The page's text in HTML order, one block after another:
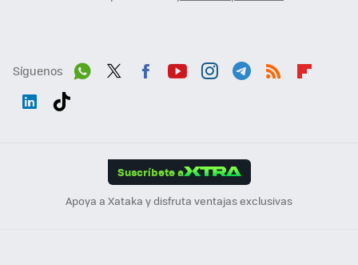
Síguenos
Suscríbete a
Apoya a Xataka y disfruta ventajas exclusivas